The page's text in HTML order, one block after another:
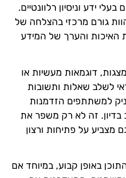
ידע וניסיון רלוונטיים.
גורם מרכזי בהצלחה של
האיכות והערך של המידע
דוגמאות מעשיות או
לשלב שאלות ותשובות
למשתתפים הזדמנות
זה לא רק משפר את
מצביע על פתיחות ורצון
באופן קבוע, במיוחד אם